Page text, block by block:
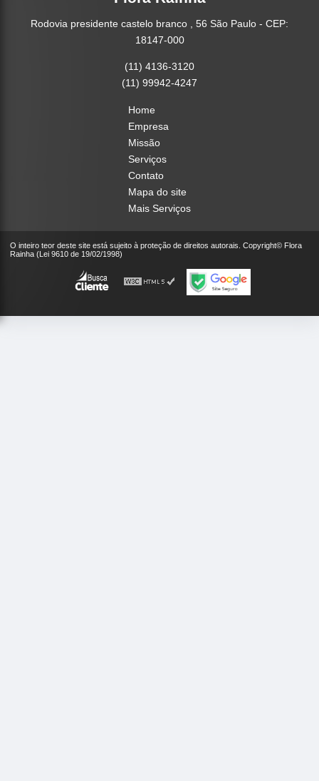
Rodovia presidente castelo branco , 56 São Paulo - CEP:
18147-000
(11) 4136-3120
(11) 99942-4247
Home
Empresa
Missão
Serviços
Contato
Mapa do site
Mais Serviços
O inteiro teor deste site está sujeito à proteção de direitos autorais. Copyright© Flora
Rainha (Lei 9610 de 19/02/1998)